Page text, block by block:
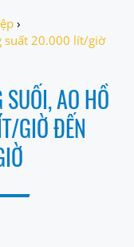
›
suất 20.000 lít/giờ
AO HỒ
GIỜ ĐẾN